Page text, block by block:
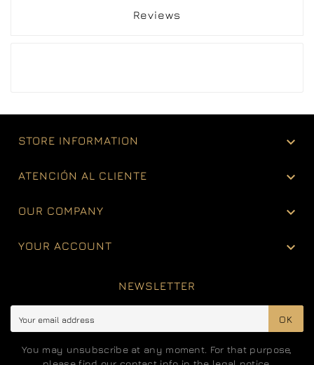
Reviews
STORE INFORMATION 
ATENCIÓN AL CLIENTE 
OUR COMPANY 
YOUR ACCOUNT 
NEWSLETTER
OK
You may unsubscribe at any moment. For that purpose,